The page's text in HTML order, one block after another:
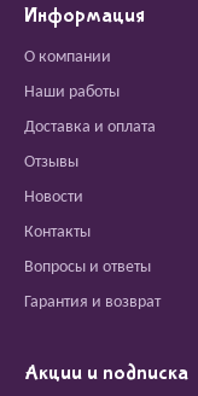
Информация
О компании
Наши работы
Доставка и оплата
Отзывы
Новости
Контакты
Вопросы и ответы
Гарантия и возврат
Акции и подписка